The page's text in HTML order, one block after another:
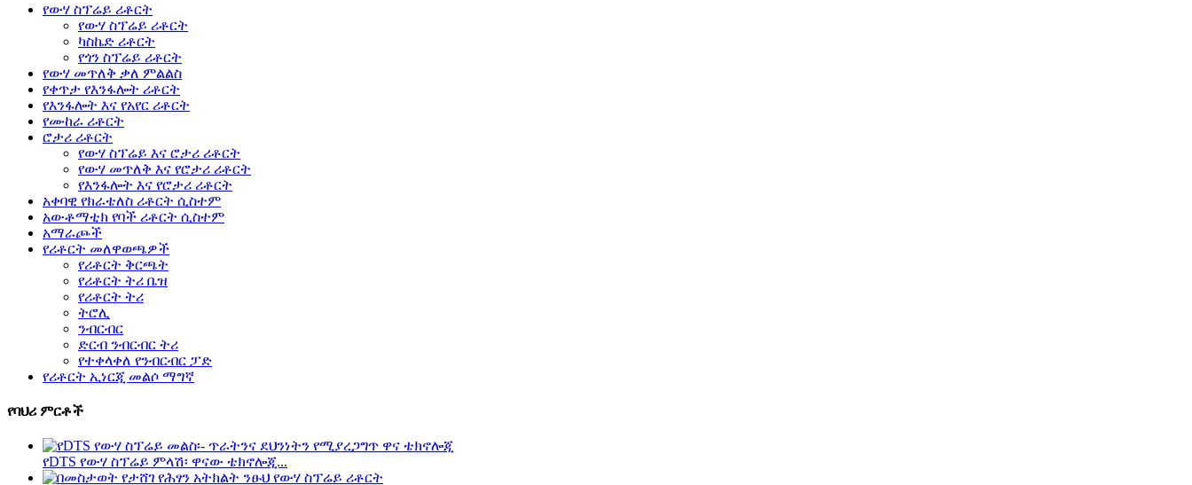
የውሃ ስፕሬይ ሪቶርት
የውሃ ስፕሬይ ሪቶርት
ካስኬድ ሪቶርት
የጎን ስፕሬይ ሪቶርት
የውሃ መጥለቅ ቃለ ምልልስ
የቀጥታ የእንፋሎት ሪቶርት
የእንፋሎት እና የአየር ሪቶርት
የሙከራ ሪቶርት
ሮታሪ ሪቶርት
የውሃ ስፕሬይ እና ሮታሪ ሪቶርት
የውሃ መጥለቅ እና የሮታሪ ሪቶርት
የእንፋሎት እና የሮታሪ ሪቶርት
አቀባዊ የክራቴለስ ሪቶርት ሲስተም
አውቶማቲክ የባች ሪቶርት ሲስተም
አማራጮች
የሪቶርት መለዋወጫዎች
የሪቶርት ቅርጫት
የሪቶርት ትሪ ቤዝ
የሪቶርት ትሪ
ትሮሊ
ንብርብር
ድርብ ንብርብር ትሪ
የተቀላቀለ የንብርብር ፓድ
የሪቶርት ኢነርጂ መልሶ ማግኛ
የባህሪ ምርቶች
የDTS የውሃ ስፕሬይ ምላሽ፡ ዋናው ቴክኖሎጂ...